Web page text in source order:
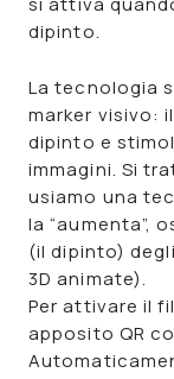
dipinto.
La tecnologia
marker visivo:
dipinto e
immagini. Si
usiamo una
la “aumenta”,
(il dipinto)
3D animate).
Per attivare il
apposito QR